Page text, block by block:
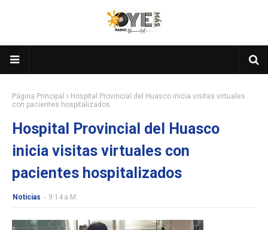
Página Principal
Hospital Provincial del Huasco inicia visitas virtuales
con pacientes hospitalizados
Hospital Provincial del Huasco
inicia visitas virtuales con
pacientes hospitalizados
Noticias - 9:14 A.m.